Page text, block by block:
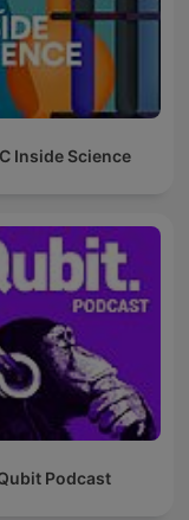
Inside Science
Podcast